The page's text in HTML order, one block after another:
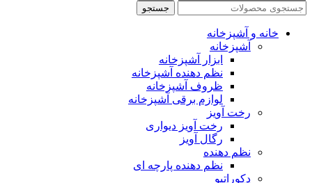
جستجو
خانه و آشپزخانه
آشپزخانه
ابزار آشپزخانه
نظم دهنده آشپزخانه
ظروف آشپزخانه
لوازم برقی آشپزخانه
رخت آویز
رخت آویز دیواری
رگال آویز
نظم دهنده
نظم دهنده پارچه ای
دکوراتیو